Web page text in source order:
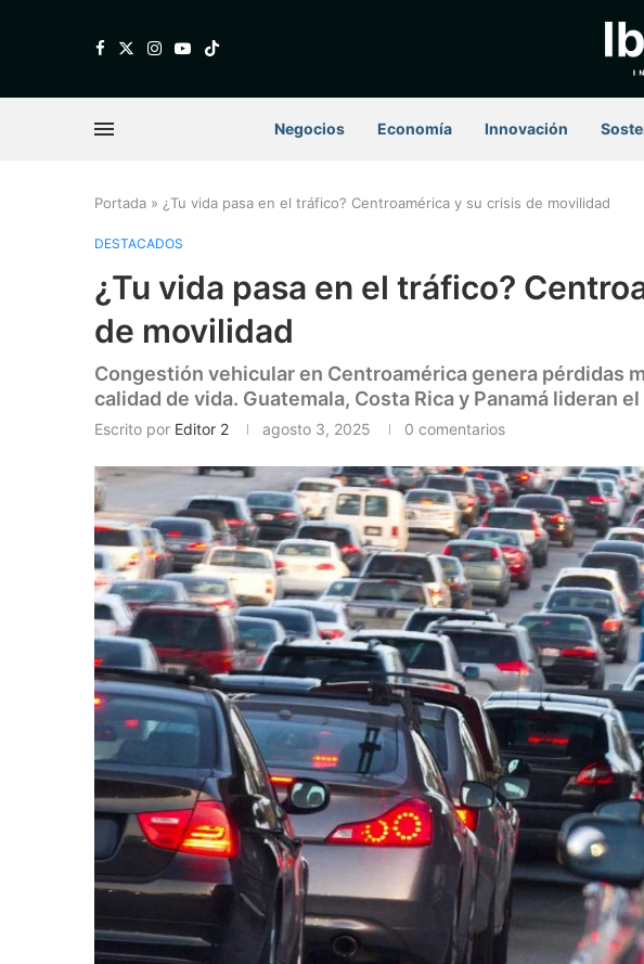
Negocios Economía Innovación
Portada » ¿Tu vida pasa en el tráfico? Centroamérica y su crisis de movilidad
DESTACADOS
¿Tu vida pasa en el tráfico?
de movilidad
Congestión vehicular en Centroamérica genera pérdidas
calidad de vida. Guatemala, Costa Rica y Panamá lideran
Escrito por Editor 2 agosto 3, 2025 0 comentarios